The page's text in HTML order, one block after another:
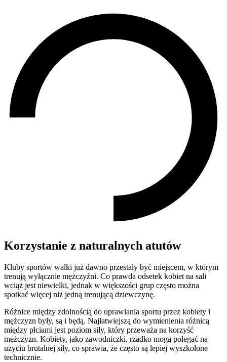
Korzystanie z naturalnych atutów
Kluby sportów walki już dawno przestały być miejscem, w którym
trenują wyłącznie mężczyźni. Co prawda odsetek kobiet na sali
wciąż jest niewielki, jednak w większości grup często można
spotkać więcej niż jedną trenującą dziewczynę.
Różnice między zdolnością do uprawiania sportu przez kobiety i
mężczyzn były, są i będą. Najłatwiejszą do wymienienia różnicą
między płciami jest poziom siły, który przeważa na korzyść
mężczyzn. Kobiety, jako zawodniczki, rzadko mogą polegać na
użyciu brutalnej siły, co sprawia, że często są lepiej wyszkolone
technicznie.